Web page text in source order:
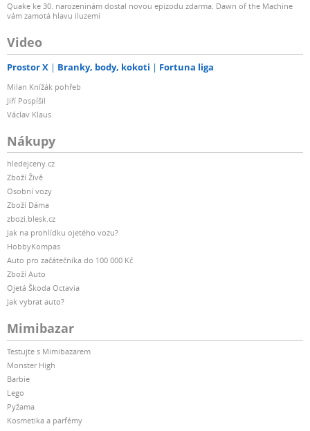
Quake ke 30. narozeninám dostal novou epizodu zdarma. Dawn of the Machine
vám zamotá hlavu iluzemi
Video
Prostor X Branky, body, kokoti Fortuna liga
Milan Knížák pohřeb
Jiří Pospíšil
Václav Klaus
Nákupy
hledejceny.cz
Zboží Živě
Osobní vozy
Zboží Dáma
zbozi.blesk.cz
Jak na prohlídku ojetého vozu?
HobbyKompas
Auto pro začátečníka do 100 000 Kč
Zboží Auto
Ojetá Škoda Octavia
Jak vybrat auto?
Mimibazar
Testujte s Mimibazarem
Monster High
Barbie
Lego
Pyžama
Kosmetika a parfémy